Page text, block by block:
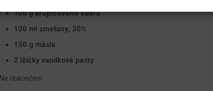
100 g krupicového cukru
100 ml smetany, 30%
150 g másla
2 lžičky vanilkové pasty
Na dokončení